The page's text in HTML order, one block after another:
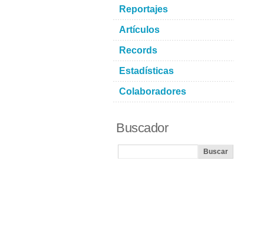
Reportajes
Artículos
Records
Estadísticas
Colaboradores
Buscador